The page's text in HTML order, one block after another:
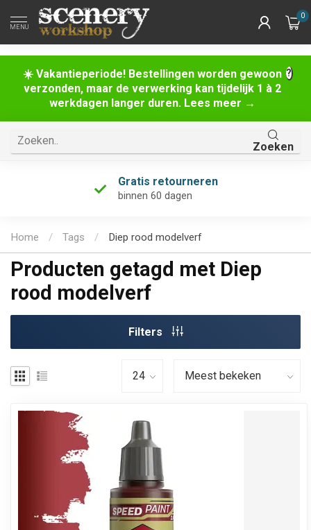
☀️ Vakantieperiode! Bestellingen worden gewoon
verzonden, maar de verwerking kan tijdelijk 1 à 2
werkdagen langer duren. Lees meer →
MENU
0
Zoeken
Gratis retourneren
binnen 60 dagen
Home / Tags / Diep rood modelverf
Producten getagd met Diep
rood modelverf
Filters